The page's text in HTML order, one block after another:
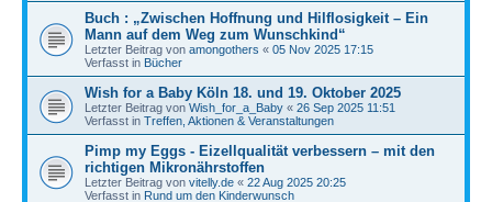
Buch : „Zwischen Hoffnung und Hilflosigkeit – Ein
Mann auf dem Weg zum Wunschkind“
Letzter Beitrag von amongothers « 05 Nov 2025 17:15
Verfasst in Bücher
Wish for a Baby Köln 18. und 19. Oktober 2025
Letzter Beitrag von Wish_for_a_Baby « 26 Sep 2025 11:51
Verfasst in Treffen, Aktionen & Veranstaltungen
Pimp my Eggs - Eizellqualität verbessern – mit den
richtigen Mikronährstoffen
Letzter Beitrag von vitelly.de « 22 Aug 2025 20:25
Verfasst in Rund um den Kinderwunsch